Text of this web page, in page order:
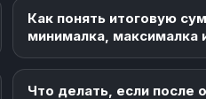
Как понять итоговую
минималка, максималка
Что делать, если после